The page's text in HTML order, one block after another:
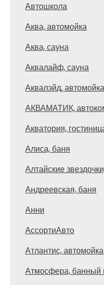
Автошкола
Аква, автомойка
Аква, сауна
Аквалайф, сауна
Аквалэйд, автомойка
АКВАМАТИК,
Акватория,
Алиса, баня
Алтайские
Андреевская, баня
Анни
АссортиАвто
Атлантис, автомойка
Атмосфера, банный